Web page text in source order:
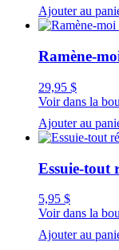
Ajouter au
Ramène-
29,95 $
Voir dans la
Ajouter au
Essuie-tout
5,95 $
Voir dans la
Ajouter au